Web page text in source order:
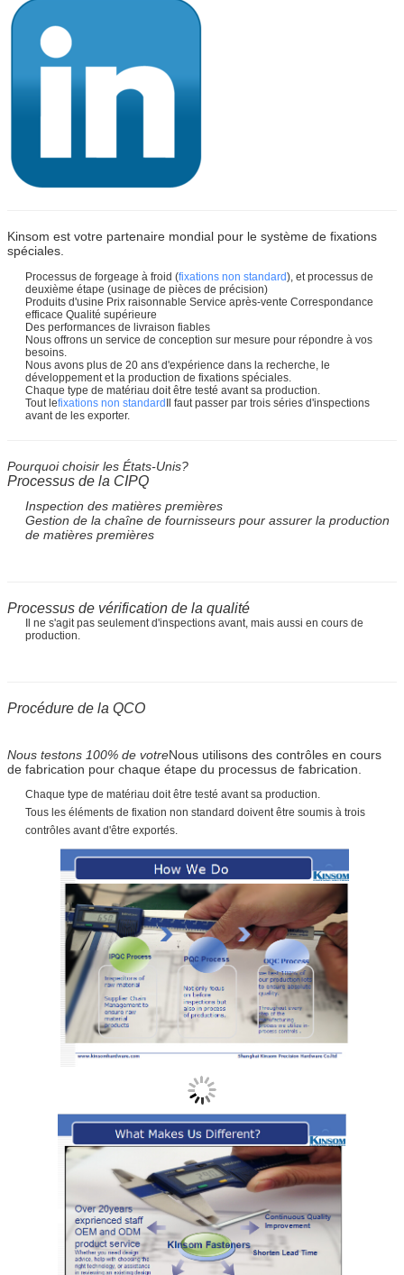
Kinsom est votre partenaire mondial pour le système de fixations
spéciales.
Processus de forgeage à froid (fixations non standard), et processus de
deuxième étape (usinage de pièces de précision)
Produits d'usine Prix raisonnable Service après-vente Correspondance
efficace Qualité supérieure
Des performances de livraison fiables
Nous offrons un service de conception sur mesure pour répondre à vos
besoins.
Nous avons plus de 20 ans d'expérience dans la recherche, le
développement et la production de fixations spéciales.
Chaque type de matériau doit être testé avant sa production.
Tout lefixations non standardIl faut passer par trois séries d'inspections
avant de les exporter.
Pourquoi choisir les États-Unis?
Processus de la CIPQ
Inspection des matières premières
Gestion de la chaîne de fournisseurs pour assurer la production
de matières premières
Processus de vérification de la qualité
Il ne s'agit pas seulement d'inspections avant, mais aussi en cours de
production.
Procédure de la QCO
Nous testons 100% de votreNous utilisons des contrôles en cours
de fabrication pour chaque étape du processus de fabrication.
Chaque type de matériau doit être testé avant sa production.
Tous les éléments de fixation non standard doivent être soumis à trois
contrôles avant d'être exportés.